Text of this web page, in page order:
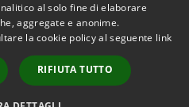
Copyright © 2026 • Comune di
Malagnino • Powered by
Municipium•
Accesso
redazione
al solo fine di elaborare
aggregate e anonime.
la cookie policy al seguente link
RIFIUTA TUTTO